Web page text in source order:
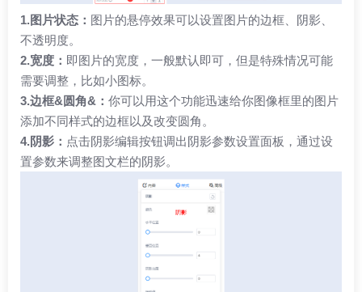
1.图片状态： 图片的悬停效果可以设置图片的边框、阴影、
不透明度。
2.宽度： 即图片的宽度，一般默认即可，但是特殊情况可能
需要调整，比如小图标。
3.边框&圆角&： 你可以用这个功能迅速给你图像框里的图片
添加不同样式的边框以及改变圆角。
4.阴影： 点击阴影编辑按钮调出阴影参数设置面板，通过设
置参数来调整图文栏的阴影。